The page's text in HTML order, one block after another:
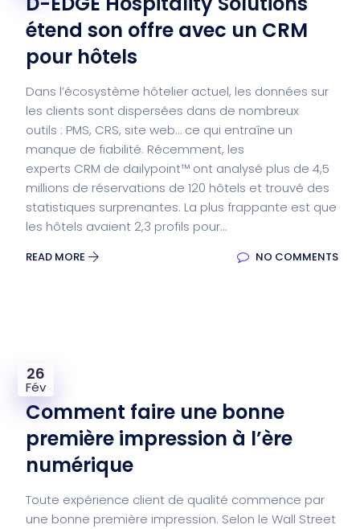
étend son offre avec un CRM
pour hôtels
Dans l’écosystème hôtelier actuel, les données sur
les clients sont dispersées dans de nombreux
outils : PMS, CRS, site web… ce qui entraîne un
manque de fiabilité. Récemment, les
experts CRM de dailypoint™ ont analysé plus de 4,5
millions de réservations de 120 hôtels et trouvé des
statistiques surprenantes. La plus frappante est que
les hôtels avaient 2,3 profils pour...
READ MORE NO COMMENTS
26
Fév
Comment faire une bonne
première impression à l’ère
numérique
Toute expérience client de qualité commence par
une bonne première impression. Selon le Wall Street